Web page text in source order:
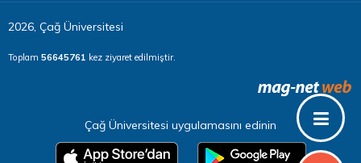
2026, Çağ Üniversitesi
Toplam 56645761 kez ziyaret edilmiştir.
Çağ Üniversitesi uygulamasını edinin